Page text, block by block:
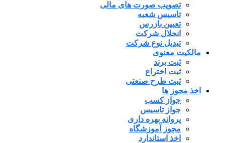
تصویب صورت های مالی
تاسیس شعبه
تعیین بازرس
انحلال شرکت
تبدیل نوع شرکت
مالکیت معنوی
ثبت برند
ثبت اختراع
ثبت طرح صنعتی
اخذ مجوز ها
جواز کسب
جواز تاسیس
پروانه بهره داری
مجوز آموزشگاه
اخذ استاندارد